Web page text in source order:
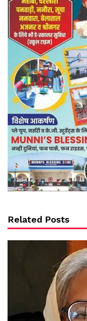
Related Posts